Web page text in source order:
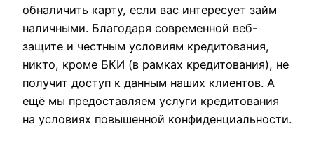
обналичить карту, если вас интересует займ
наличными. Благодаря современной веб-
защите и честным условиям кредитования,
никто, кроме БКИ (в рамках кредитования), не
получит доступ к данным наших клиентов. А
ещё мы предоставляем услуги кредитования
на условиях повышенной конфиденциальности.